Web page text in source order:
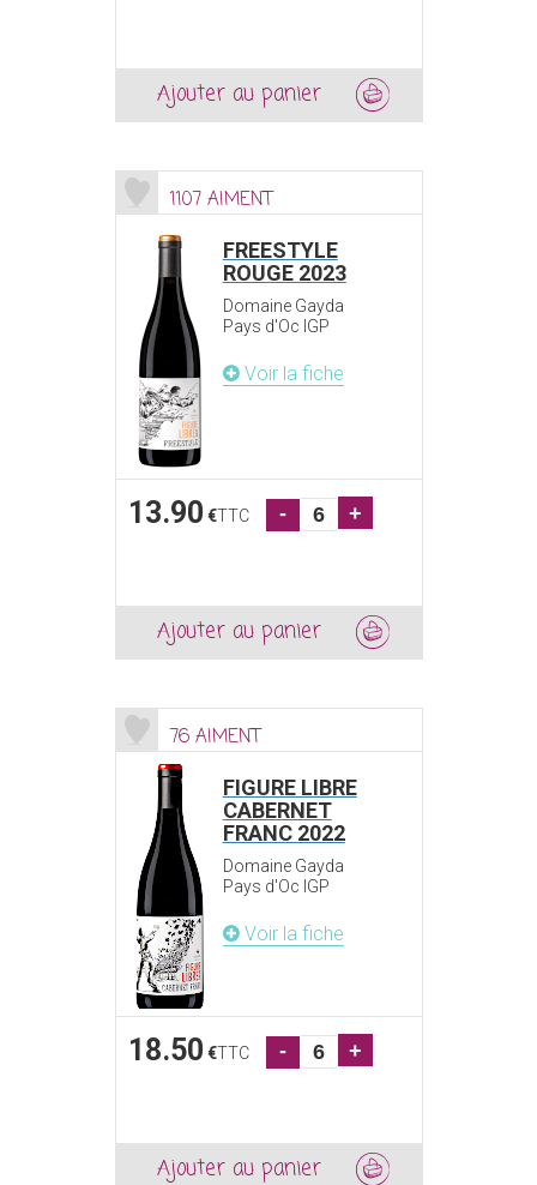
Ajouter au panier
1107 AIMENT
FREESTYLE
ROUGE 2023
Domaine Gayda
Pays d'Oc IGP
Voir la fiche
13.90 €TTC - +
Ajouter au panier
76 AIMENT
FIGURE LIBRE
CABERNET
FRANC 2022
Domaine Gayda
Pays d'Oc IGP
Voir la fiche
18.50 €TTC - +
Ajouter au panier